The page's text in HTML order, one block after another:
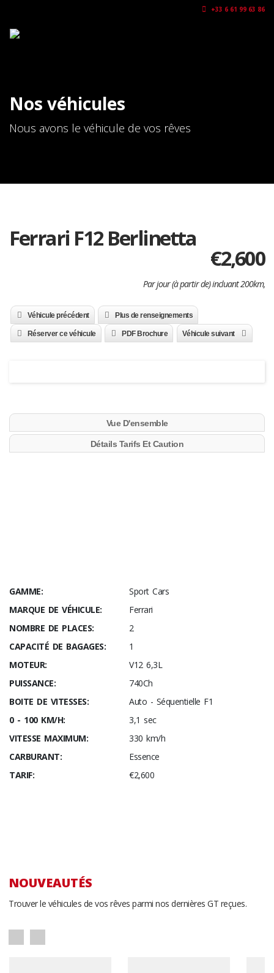
+33 6 61 99 63 86
Nos véhicules
Nous avons le véhicule de vos rêves
Ferrari F12 Berlinetta
€2,600
Par jour (à partir de) incluant 200km,
Véhicule précédent Plus de renseignements
Réserver ce véhicule PDF Brochure Véhicule suivant
Vue D'ensemble
Détails Tarifs Et Caution
GAMME:
Sport Cars
MARQUE DE VÉHICULE:
Ferrari
NOMBRE DE PLACES:
2
CAPACITÉ DE BAGAGES:
1
MOTEUR:
V12 6,3L
PUISSANCE:
740Ch
BOITE DE VITESSES:
Auto - Séquentielle F1
0 - 100 KM/H:
3,1 sec
VITESSE MAXIMUM:
330 km/h
CARBURANT:
Essence
TARIF:
€2,600
NOUVEAUTÉS
Trouver le véhicules de vos rêves parmi nos dernières GT reçues.